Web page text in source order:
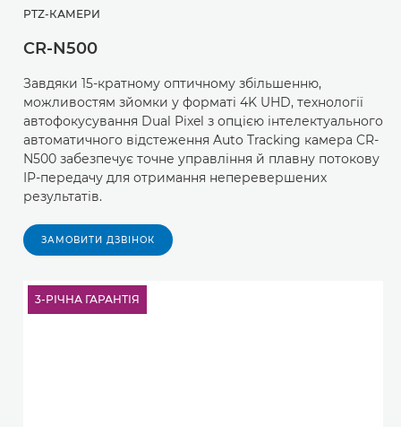
PTZ-КАМЕРИ
CR-N500
Завдяки 15-кратному оптичному збільшенню,
можливостям зйомки у форматі 4K UHD, технології
автофокусування Dual Pixel з опцією інтелектуального
автоматичного відстеження Auto Tracking камера CR-
N500 забезпечує точне управління й плавну потокову
IP-передачу для отримання неперевершених
результатів.
ЗАМОВИТИ ДЗВІНОК
3-РІЧНА ГАРАНТІЯ